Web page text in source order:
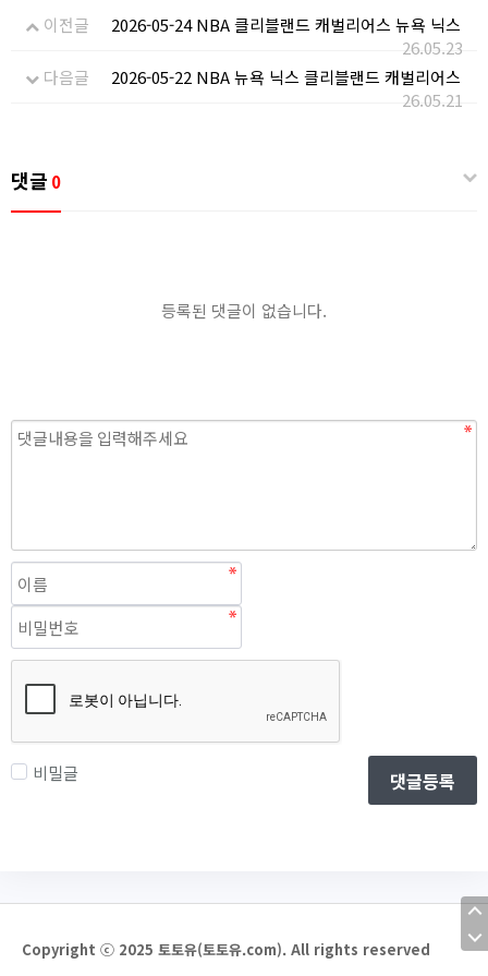
이전글
2026-05-24 NBA 클리블랜드 캐벌리어스 뉴욕 닉스
26.05.23
다음글
2026-05-22 NBA 뉴욕 닉스 클리블랜드 캐벌리어스
26.05.21
댓글 0
등록된 댓글이 없습니다.
비밀글 댓글등록
Copyright ⓒ 2025 토토유(토토유.com). All rights reserved